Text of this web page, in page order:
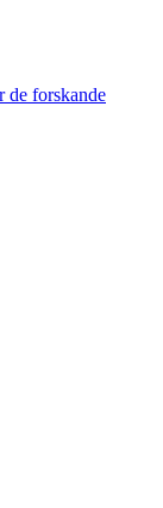
de forskande